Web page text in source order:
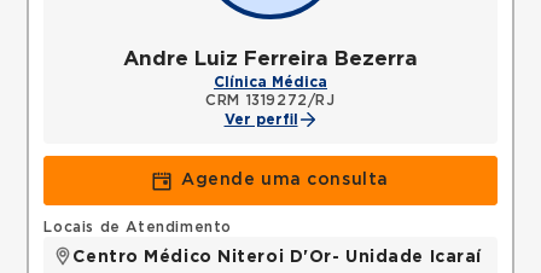
Andre Luiz Ferreira Bezerra
Clínica Médica
CRM 1319272/RJ
Ver perfil
Agende uma consulta
Locais de Atendimento
Centro Médico Niteroi D'Or- Unidade Icaraí